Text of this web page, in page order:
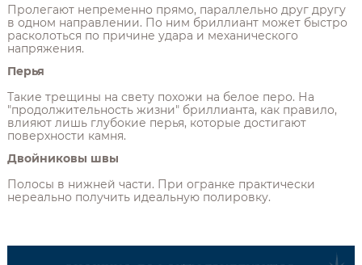
Пролегают непременно прямо, параллельно друг другу
в одном направлении. По ним бриллиант может быстро
расколоться по причине удара и механического
напряжения.
Перья
Такие трещины на свету похожи на белое перо. На
"продолжительность жизни" бриллианта, как правило,
влияют лишь глубокие перья, которые достигают
поверхности камня.
Двойниковы швы
Полосы в нижней части. При огранке практически
нереально получить идеальную полировку.